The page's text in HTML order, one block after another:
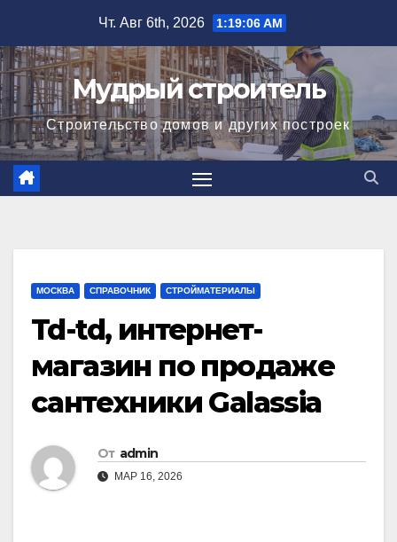
содержимому
Чт. Авг 6th, 2026 1:19:07 AM
Мудрый строитель
Строительство домов и других построек
МОСКВА СПРАВОЧНИК СТРОЙМАТЕРИАЛЫ
Td-td, интернет-
магазин по продаже
сантехники Galassia
От admin
МАР 16, 2026